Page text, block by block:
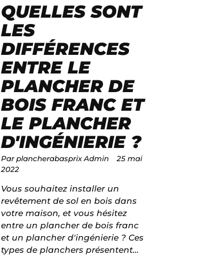
QUELLES SONT
LES
DIFFÉRENCES
ENTRE LE
PLANCHER DE
BOIS FRANC ET
LE PLANCHER
D'INGÉNIERIE ?
Par plancherabasprix Admin
25 mai
2022
Vous souhaitez installer un
revêtement de sol en bois dans
votre maison, et vous hésitez
entre un plancher de bois franc
et un plancher d'ingénierie ? Ces
types de planchers présentent...